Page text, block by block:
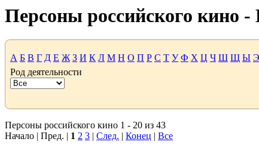
Персоны российского кино
А Б В Г Д Е Ж З И К Л М Н О П Р С Т У Ф Х Ц Ч Ш Щ Ы Э
Род деятельности
Персоны российского кино 1 - 20 из 43
Начало | Пред. | 1 2 3 | След. | Конец | Все